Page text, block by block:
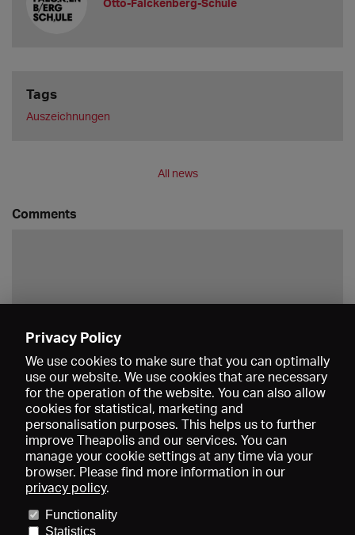
Otto-Falckenberg-Schule
Tags
Auszeichnungen
All news
Comments
About us
Imprint
Privacy Policy
We use cookies to make sure that you can optimally
use our website. We use cookies that are necessary
for the operation of the website. You can also allow
cookies for statistical, marketing and
personalisation purposes. This helps us to further
improve Theapolis and our services. You can
manage your cookie settings at any time via your
browser. Please find more information in our
privacy policy.
Functionality
Statistics